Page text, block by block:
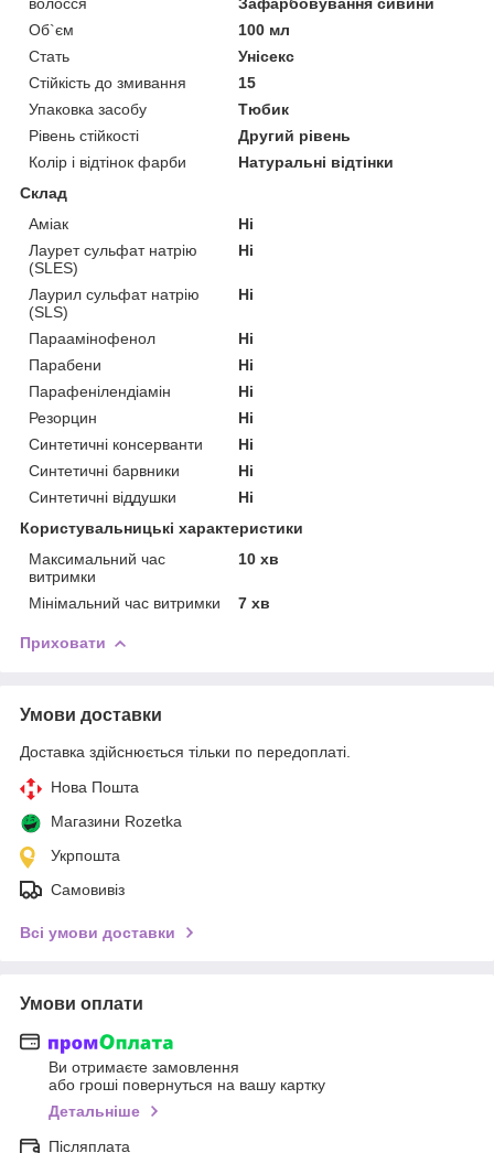
Об`єм
100 мл
Стать
Унісекс
Стійкість до змивання
15
Упаковка засобу
Тюбик
Рівень стійкості
Другий рівень
Колір і відтінок фарби
Натуральні відтінки
Склад
Аміак
Ні
Лаурет сульфат натрію
(SLES)
Ні
Лаурил сульфат натрію
(SLS)
Ні
Параамінофенол
Ні
Парабени
Ні
Парафенілендіамін
Ні
Резорцин
Ні
Синтетичні консерванти
Ні
Синтетичні барвники
Ні
Синтетичні віддушки
Ні
Користувальницькі характеристики
Максимальний час
витримки
10 хв
Мінімальний час витримки 7 хв
Приховати
Умови доставки
Доставка здійснюється тільки по передоплаті.
Нова Пошта
Магазини Rozetka
Укрпошта
Самовивіз
Всі умови доставки
Умови оплати
Ви отримаєте замовлення
або гроші повернуться на вашу картку
Детальніше
Післяплата